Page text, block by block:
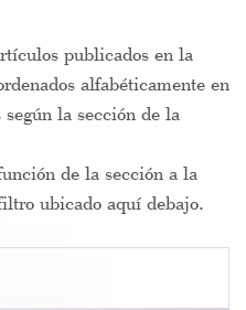
publicados en la
alfabéticamente en
la sección de la
de la sección a la
ubicado aquí debajo.